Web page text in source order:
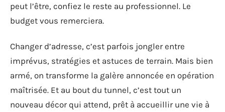
peut l’être, confiez le reste au professionnel. Le
budget vous remerciera.
Changer d’adresse, c’est parfois jongler entre
imprévus, stratégies et astuces de terrain. Mais bien
armé, on transforme la galère annoncée en opération
maîtrisée. Et au bout du tunnel, c’est tout un
nouveau décor qui attend, prêt à accueillir une vie à